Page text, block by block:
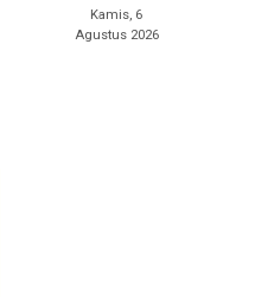
Kamis, 6
Agustus 2026